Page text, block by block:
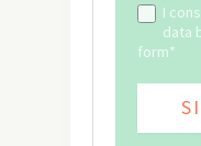
I
data
form*